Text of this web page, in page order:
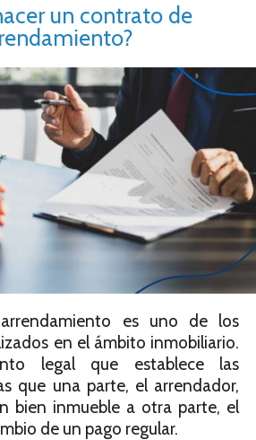
un contrato de
es uno de los
en el ámbito inmobiliario.
legal que establece las
que una parte, el arrendador,
bien inmueble a otra parte, el
de un pago regular.